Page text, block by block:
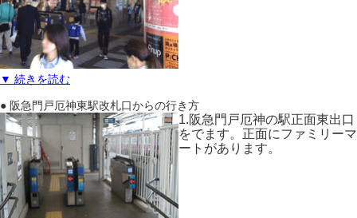
▼ 続きを読む
● 阪急門戸厄神東駅改札口からの行き方
1.阪急門戸厄神の駅正面東出口
をでます。正面にファミリーマ
ートがあります。